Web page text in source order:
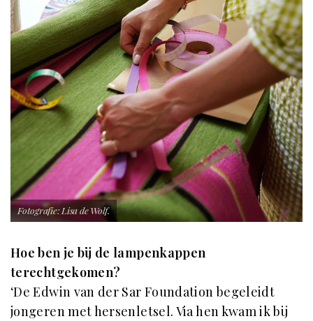
Fotografie: Lisa de Wolf.
Hoe ben je bij de lampenkappen
terechtgekomen?
‘De Edwin van der Sar Foundation begeleidt
jongeren met hersenletsel. Via hen kwam ik bij